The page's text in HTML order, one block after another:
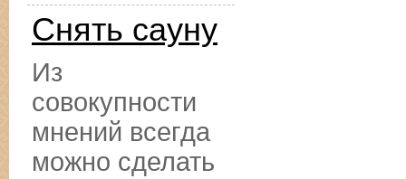
Снять сауну
Из
совокупности
мнений всегда
можно сделать